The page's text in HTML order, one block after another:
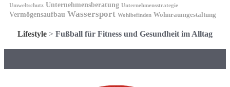
Umweltschutz Unternehmensberatung Unternehmensstrategie
Vermögensaufbau Wassersport Wohlbefinden Wohnraumgestaltung
Lifestyle > Fußball für Fitness und Gesundheit im Alltag